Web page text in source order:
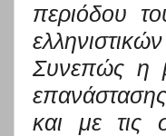
περιόδου
Συνεπώς η
και με τις